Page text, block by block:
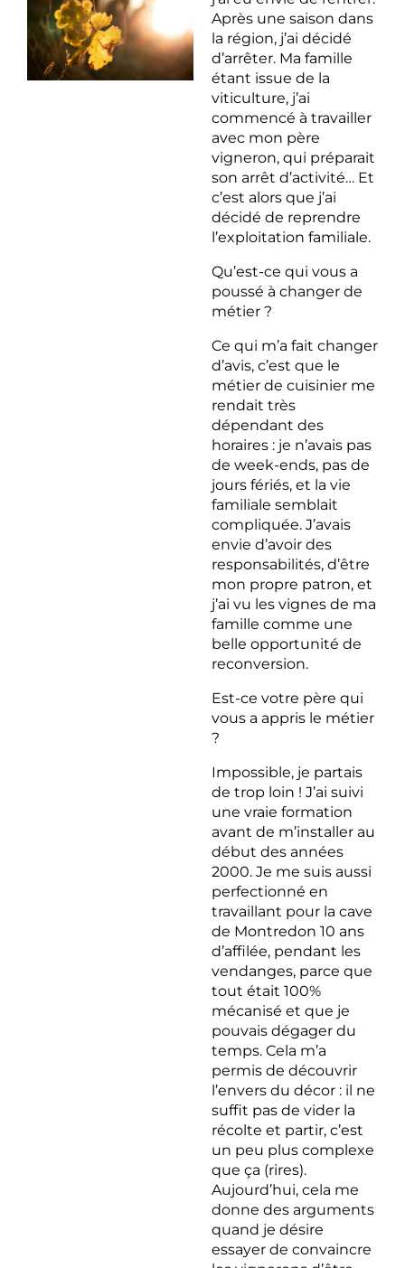
Après une saison dans
la région, j’ai décidé
d’arrêter. Ma famille
étant issue de la
viticulture, j’ai
commencé à travailler
avec mon père
vigneron, qui préparait
son arrêt d’activité… Et
c’est alors que j’ai
décidé de reprendre
l’exploitation familiale.
Qu’est-ce qui vous a
poussé à changer de
métier ?
Ce qui m’a fait changer
d’avis, c’est que le
métier de cuisinier me
rendait très
dépendant des
horaires : je n’avais pas
de week-ends, pas de
jours fériés, et la vie
familiale semblait
compliquée. J’avais
envie d’avoir des
responsabilités, d’être
mon propre patron, et
j’ai vu les vignes de ma
famille comme une
belle opportunité de
reconversion.
Est-ce votre père qui
vous a appris le métier
?
Impossible, je partais
de trop loin ! J’ai suivi
une vraie formation
avant de m’installer au
début des années
2000. Je me suis aussi
perfectionné en
travaillant pour la cave
de Montredon 10 ans
d’affilée, pendant les
vendanges, parce que
tout était 100%
mécanisé et que je
pouvais dégager du
temps. Cela m’a
permis de découvrir
l’envers du décor : il ne
suffit pas de vider la
récolte et partir, c’est
un peu plus complexe
que ça (rires).
Aujourd’hui, cela me
donne des arguments
quand je désire
essayer de convaincre